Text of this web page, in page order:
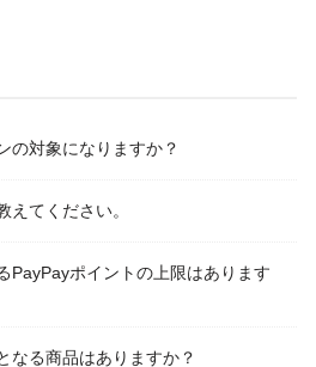
の対象になりますか？
えてください。
PayPayポイントの上限はあります
なる商品はありますか？